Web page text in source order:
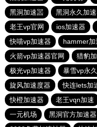
黑洞加速噐
黑洞永久加
老王vp官网
ios加速器
快喵vp加速器
hammer加
火箭vp加速器官网
猎豹
极光vp加速器
暴雪vp永
旋风加速度器
快连lets加
快橙加速器
老王vqn加速
一元机场
黑洞官方加速器